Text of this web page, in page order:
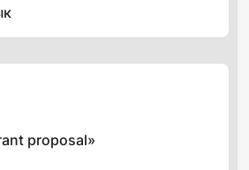
proposal»